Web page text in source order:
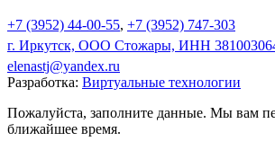
+7 (3952) 44-00-55, +7 (3952) 747-303
г. Иркутск, ООО Стожары, ИНН
elenastj@yandex.ru
Разработка: Виртуальные технологии
Пожалуйста, заполните данные. Мы вам
ближайшее время.